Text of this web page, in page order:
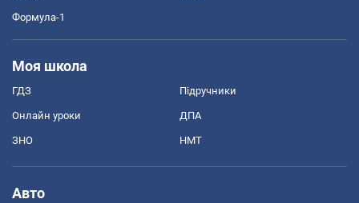
Формула-1
Моя школа
ГДЗ Підручники
Онлайн уроки ДПА
ЗНО НМТ
Авто